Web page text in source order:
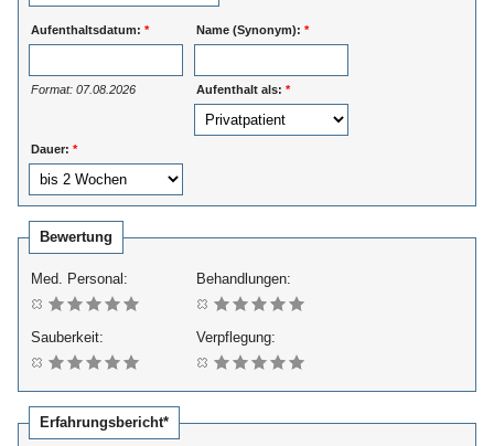
Aufenthaltsdatum: *
Format: 07.08.2026
Name (Synonym): *
Aufenthalt als: *
Dauer: *
Bewertung
Med. Personal: Behandlungen:
Sauberkeit: Verpflegung:
Erfahrungsbericht*